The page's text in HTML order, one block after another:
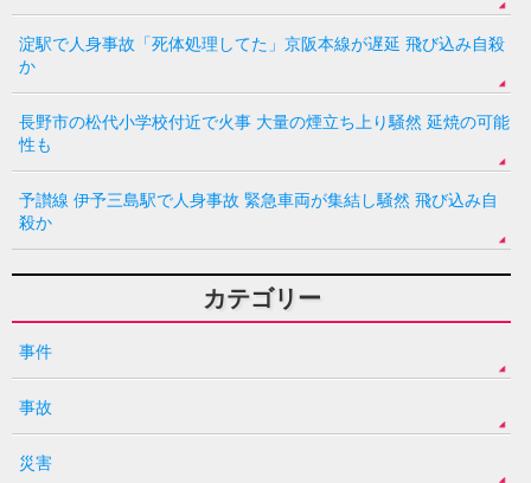
淀駅で人身事故「死体処理してた」京阪本線が遅延 飛び込み自殺
か
長野市の松代小学校付近で火事 大量の煙立ち上り騒然 延焼の可能
性も
予讃線 伊予三島駅で人身事故 緊急車両が集結し騒然 飛び込み自
殺か
カテゴリー
事件
事故
災害